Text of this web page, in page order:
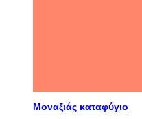
Μοναξιάς καταφύγιο